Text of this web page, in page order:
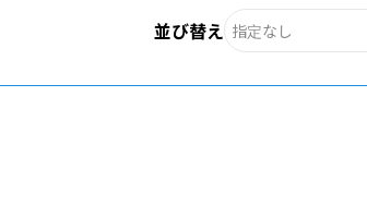
並び替え 指定なし